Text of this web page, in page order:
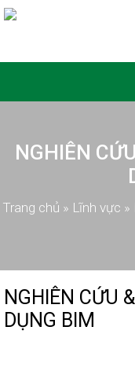
NGHIÊN
Trang chủ » Lĩnh vực »
NGHIÊN CỨU
DỤNG BIM